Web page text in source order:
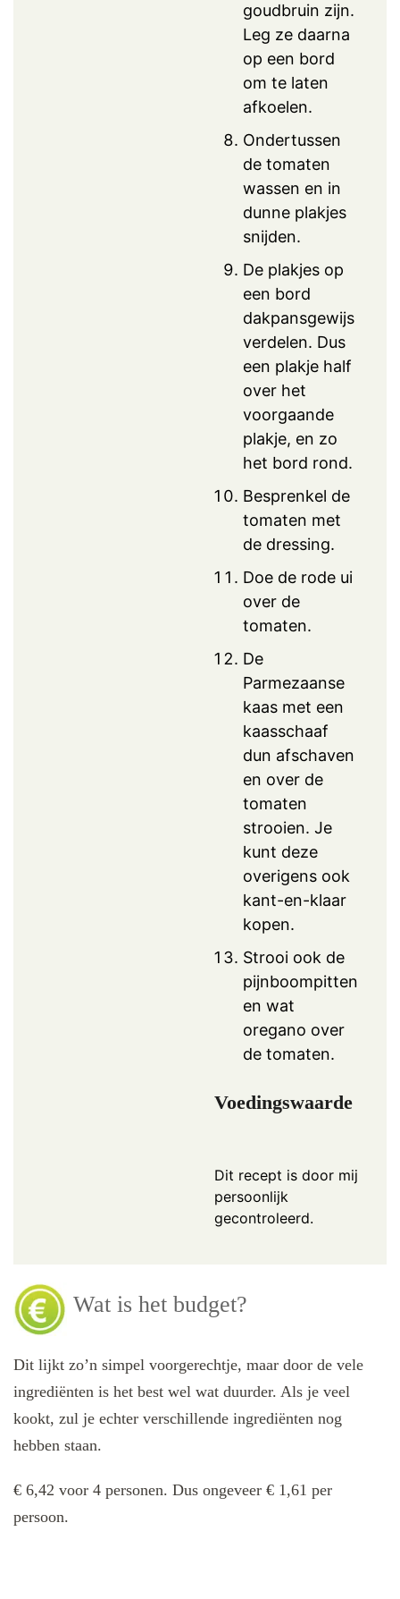
goudbruin zijn.
Leg ze daarna
op een bord
om te laten
afkoelen.
Ondertussen
de tomaten
wassen en in
dunne plakjes
snijden.
De plakjes op
een bord
dakpansgewijs
verdelen. Dus
een plakje half
over het
voorgaande
plakje, en zo
het bord rond.
Besprenkel de
tomaten met
de dressing.
Doe de rode ui
over de
tomaten.
De
Parmezaanse
kaas met een
kaasschaaf
dun afschaven
en over de
tomaten
strooien. Je
kunt deze
overigens ook
kant-en-klaar
kopen.
Strooi ook de
pijnboompitten
en wat
oregano over
de tomaten.
Voedingswaarde
Dit recept is door mij
persoonlijk
gecontroleerd.
Wat is het budget?
Dit lijkt zo’n simpel voorgerechtje, maar door de vele
ingrediënten is het best wel wat duurder. Als je veel
kookt, zul je echter verschillende ingrediënten nog
hebben staan.
€ 6,42 voor 4 personen. Dus ongeveer € 1,61 per
persoon.